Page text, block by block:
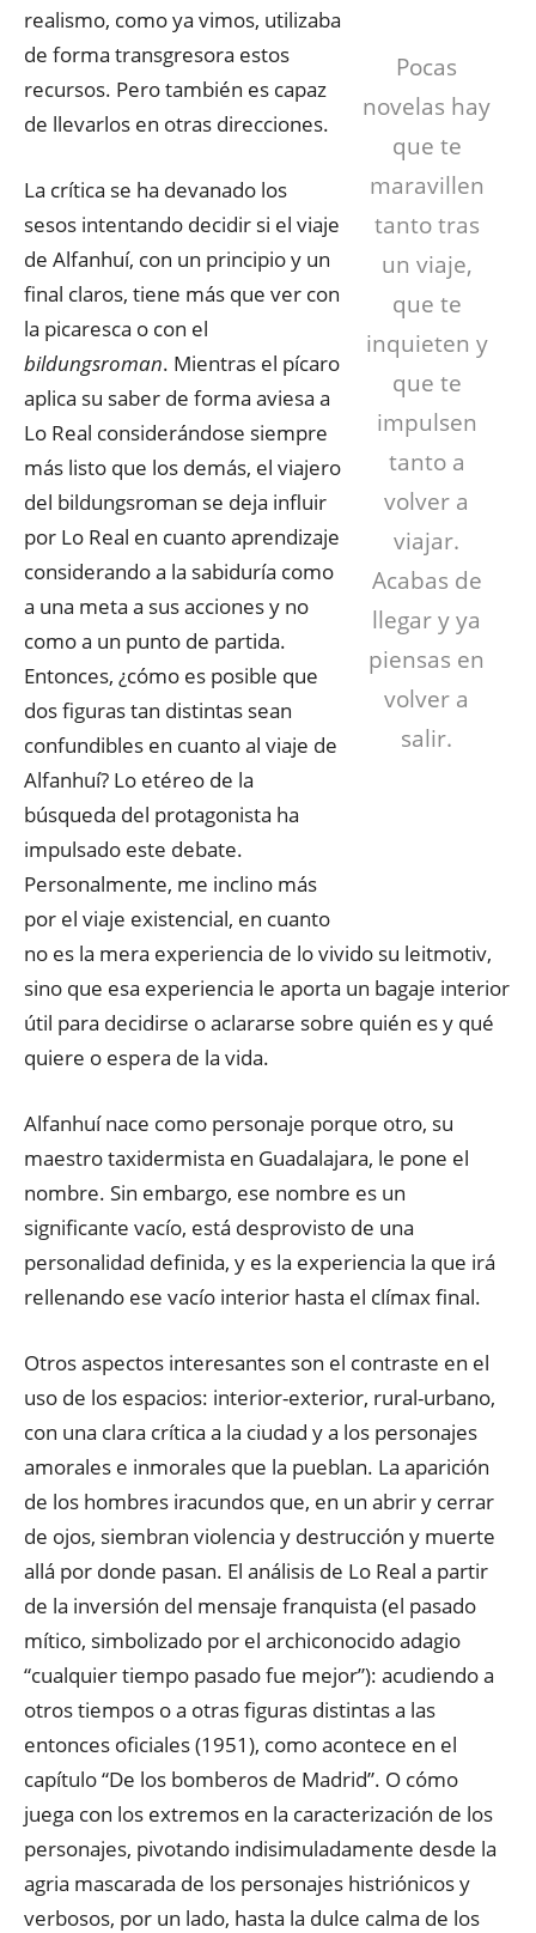
Pocas
novelas hay
que te
maravillen
tanto tras
un viaje,
que te
inquieten y
que te
impulsen
tanto a
volver a
viajar.
Acabas de
llegar y ya
piensas en
volver a
salir.
realismo, como ya vimos, utilizaba
de forma transgresora estos
recursos. Pero también es capaz
de llevarlos en otras direcciones.
La crítica se ha devanado los
sesos intentando decidir si el viaje
de Alfanhuí, con un principio y un
final claros, tiene más que ver con
la picaresca o con el
bildungsroman. Mientras el pícaro
aplica su saber de forma aviesa a
Lo Real considerándose siempre
más listo que los demás, el viajero
del bildungsroman se deja influir
por Lo Real en cuanto aprendizaje
considerando a la sabiduría como
a una meta a sus acciones y no
como a un punto de partida.
Entonces, ¿cómo es posible que
dos figuras tan distintas sean
confundibles en cuanto al viaje de
Alfanhuí? Lo etéreo de la
búsqueda del protagonista ha
impulsado este debate.
Personalmente, me inclino más
por el viaje existencial, en cuanto
no es la mera experiencia de lo vivido su leitmotiv,
sino que esa experiencia le aporta un bagaje interior
útil para decidirse o aclararse sobre quién es y qué
quiere o espera de la vida.
Alfanhuí nace como personaje porque otro, su
maestro taxidermista en Guadalajara, le pone el
nombre. Sin embargo, ese nombre es un
significante vacío, está desprovisto de una
personalidad definida, y es la experiencia la que irá
rellenando ese vacío interior hasta el clímax final.
Otros aspectos interesantes son el contraste en el
uso de los espacios: interior-exterior, rural-urbano,
con una clara crítica a la ciudad y a los personajes
amorales e inmorales que la pueblan. La aparición
de los hombres iracundos que, en un abrir y cerrar
de ojos, siembran violencia y destrucción y muerte
allá por donde pasan. El análisis de Lo Real a partir
de la inversión del mensaje franquista (el pasado
mítico, simbolizado por el archiconocido adagio
“cualquier tiempo pasado fue mejor”): acudiendo a
otros tiempos o a otras figuras distintas a las
entonces oficiales (1951), como acontece en el
capítulo “De los bomberos de Madrid”. O cómo
juega con los extremos en la caracterización de los
personajes, pivotando indisimuladamente desde la
agria mascarada de los personajes histriónicos y
verbosos, por un lado, hasta la dulce calma de los